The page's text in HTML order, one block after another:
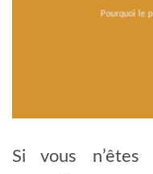
Pourquoi le
Si vous